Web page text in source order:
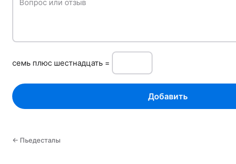
Вопрос или отзыв
сeмь плюc шестнадцать =
Добавить
← Пьедесталы